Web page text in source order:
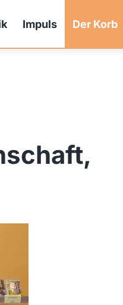
Impuls Der Korb